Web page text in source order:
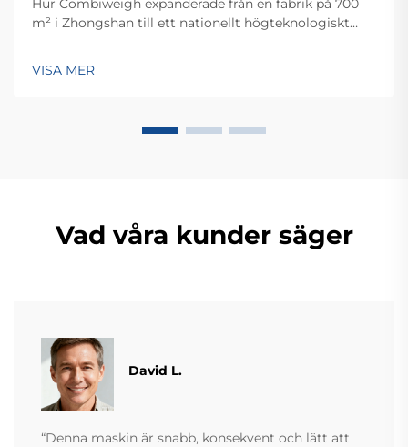
Hur Combiweigh expanderade från en fabrik på 700
m² i Zhongshan till ett nationellt högteknologiskt
OEM/ODM-konsultation.
VISA MER
Vad våra kunder säger
David L.
“Denna maskin är snabb, konsekvent och lätt att